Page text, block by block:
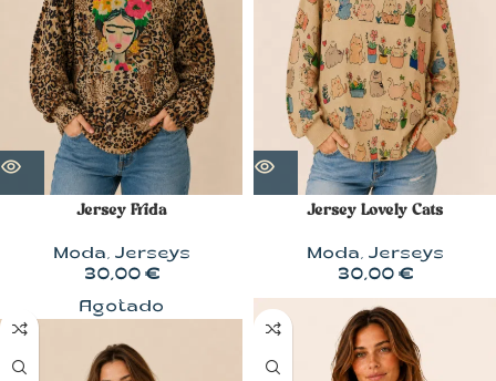
Jersey Frida
Moda, Jerseys
30,00 €
Jersey Lovely Cats
Moda, Jerseys
30,00 €
Agotado